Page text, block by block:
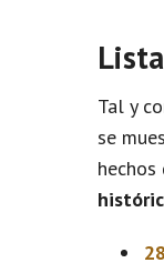
Tal y
se